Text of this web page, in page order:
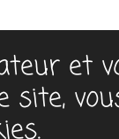
et
site,